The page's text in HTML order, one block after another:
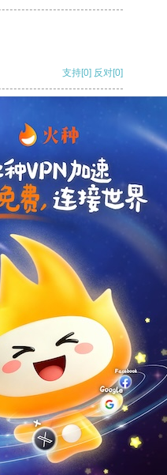
支持[0] 反对[0]
反对
反对[0]
旋风加速器
八戒看书
outline
橘子加速器
加速度器